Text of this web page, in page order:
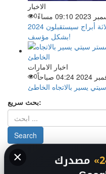
الاخبار
0
حظهم زفت ووضعهم هيكون صعب .. ثلاثة أبراج سيستقبلون 2024
بشكل مؤسف!
اخبار الامارات
0
يسير بالاتجاه الخاطئ
بحث سريع:
× مصدرك